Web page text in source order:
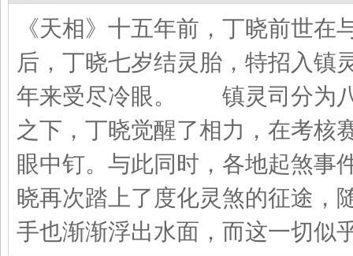
《天相》十五年前，丁晓前世
后，丁晓七岁结灵胎，特招入镇
年来受尽冷眼。 镇灵司分为
之下，丁晓觉醒了相力，在考核
眼中钉。与此同时，各地起煞事
晓再次踏上了度化灵煞的征途，
手也渐渐浮出水面，而这一切似